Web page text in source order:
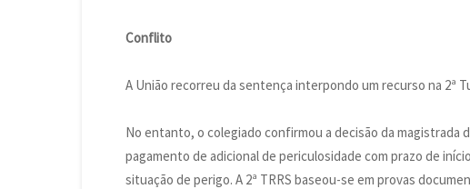
Conflito
A União recorreu da sentença interpondo um recurso na 2ª
No entanto, o colegiado confirmou a decisão da magistrada
pagamento de adicional de periculosidade com prazo de
situação de perigo. A 2ª TRRS baseou-se em provas